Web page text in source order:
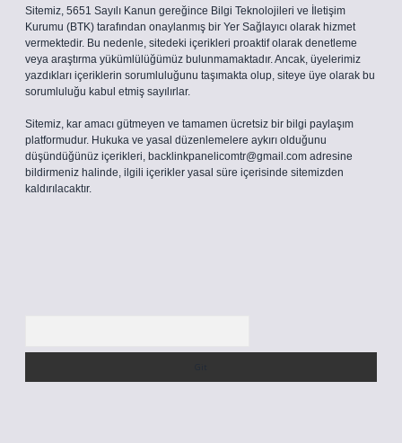
Sitemiz, 5651 Sayılı Kanun gereğince Bilgi Teknolojileri ve İletişim
Kurumu (BTK) tarafından onaylanmış bir Yer Sağlayıcı olarak hizmet
vermektedir. Bu nedenle, sitedeki içerikleri proaktif olarak denetleme
veya araştırma yükümlülüğümüz bulunmamaktadır. Ancak, üyelerimiz
yazdıkları içeriklerin sorumluluğunu taşımakta olup, siteye üye olarak bu
sorumluluğu kabul etmiş sayılırlar.
Sitemiz, kar amacı gütmeyen ve tamamen ücretsiz bir bilgi paylaşım
platformudur. Hukuka ve yasal düzenlemelere aykırı olduğunu
düşündüğünüz içerikleri, backlinkpanelicomtr@gmail.com adresine
bildirmeniz halinde, ilgili içerikler yasal süre içerisinde sitemizden
kaldırılacaktır.